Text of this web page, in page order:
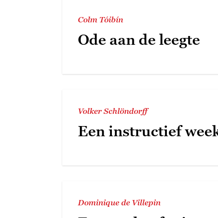
Colm Tóibín
Ode aan de leegte
Volker Schlöndorff
Een instructief
Dominique de Villepin